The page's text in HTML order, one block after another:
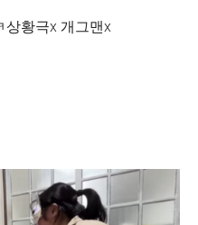
상황극x 개그맨x